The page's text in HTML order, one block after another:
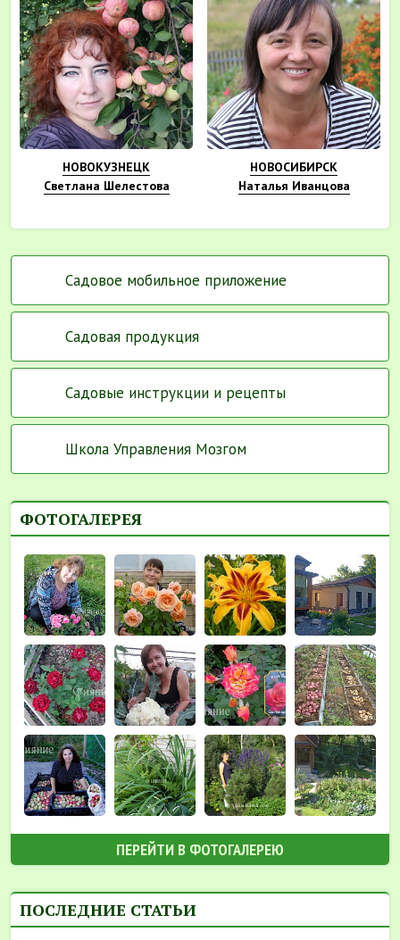
НОВОКУЗНЕЦК
Светлана Шелестова
НОВОСИБИРСК
Наталья Иванцова
Садовое мобильное приложение
Садовая продукция
Садовые инструкции и рецепты
Школа Управления Мозгом
ФОТОГАЛЕРЕЯ
ПЕРЕЙТИ В ФОТОГАЛЕРЕЮ
ПОСЛЕДНИЕ СТАТЬИ